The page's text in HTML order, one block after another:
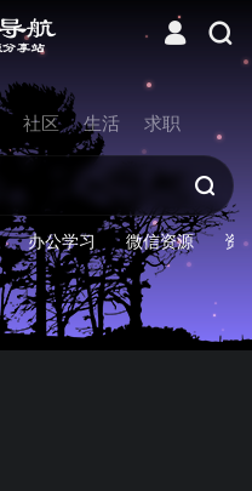
社区 生活 求职
办公学习 微信资源 资